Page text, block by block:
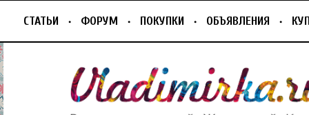
СТАТЬИ ФОРУМ ПОКУПКИ ОБЪЯВЛЕНИЯ